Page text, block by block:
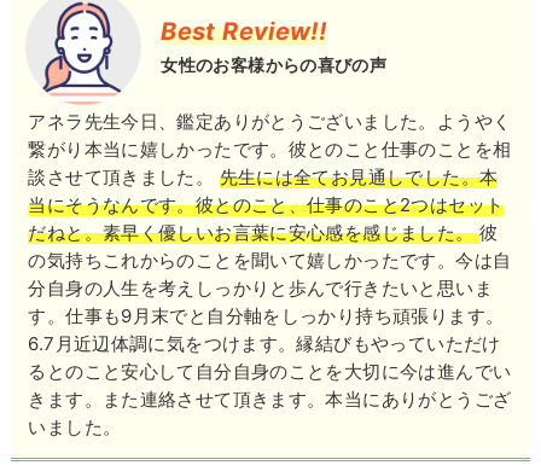
ご鑑定を通してどんどん好転し、お客様の声色が明る
くなっていく度に、
占いをやっていて良かったと心から感じるのです。
人は皆、幸せになれる力を持って生まれてくる。
あなた様の未来も絶対に幸せが広がっております。
私との出会いが、幸せを少しでも早く引き寄せるきっ
かけになりましたら嬉しく思います。
皆様とのご縁を心よりお待ちしております。
【ソウルアクセス】で結ばれたいと願う想念をお相手
様の魂に届け、お互いの想いを引き寄せます。
引き寄せ合った想いは【白魔術縁結び】を行うことで
さらに固く結ばれていくのです。
事実、鑑定後はお付き合いやご結婚報告も多く、
『先生のお力は本物！』『彼から会いたいと連絡が来
た！』など、
喜びのお声も頻繁に届いているそうです。
『もう、どうしたらいいかわからない…』と悩む日々
もこれで最後。
ANELA先生が架け橋となり、幸せに導いてくれるこ
Best Review!!
女性のお客様からの喜びの声
アネラ先生今日、鑑定ありがとうございました。ようやく
繋がり本当に嬉しかったです。彼とのこと仕事のことを相
談させて頂きました。 先生には全てお見通しでした。本
当にそうなんです。彼とのこと、仕事のこと2つはセット
だねと。素早く優しいお言葉に安心感を感じました。彼
の気持ちこれからのことを聞いて嬉しかったです。今は自
分自身の人生を考えしっかりと歩んで行きたいと思いま
す。仕事も9月末でと自分軸をしっかり持ち頑張ります。
6.7月近辺体調に気をつけます。縁結びもやっていただけ
るとのこと安心して自分自身のことを大切に今は進んでい
きます。また連絡させて頂きます。本当にありがとうござ
いました。